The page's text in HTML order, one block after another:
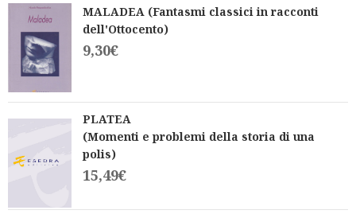
MALADEA (Fantasmi classici in racconti
dell'Ottocento)
9,30€
PLATEA
(Momenti e problemi della storia di una
polis)
15,49€